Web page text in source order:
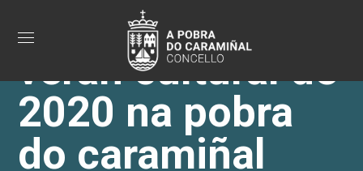
verán cultural de
2020 na pobra
do caramiñal